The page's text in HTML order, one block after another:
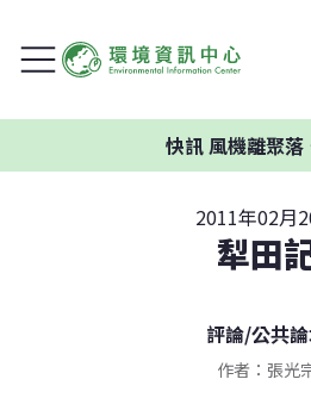
快訊風機離聚落、
2011年02月
犁田
評論/公共
作者：張光